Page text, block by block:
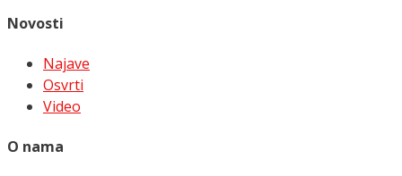
Novosti
Najave
Osvrti
Video
O nama